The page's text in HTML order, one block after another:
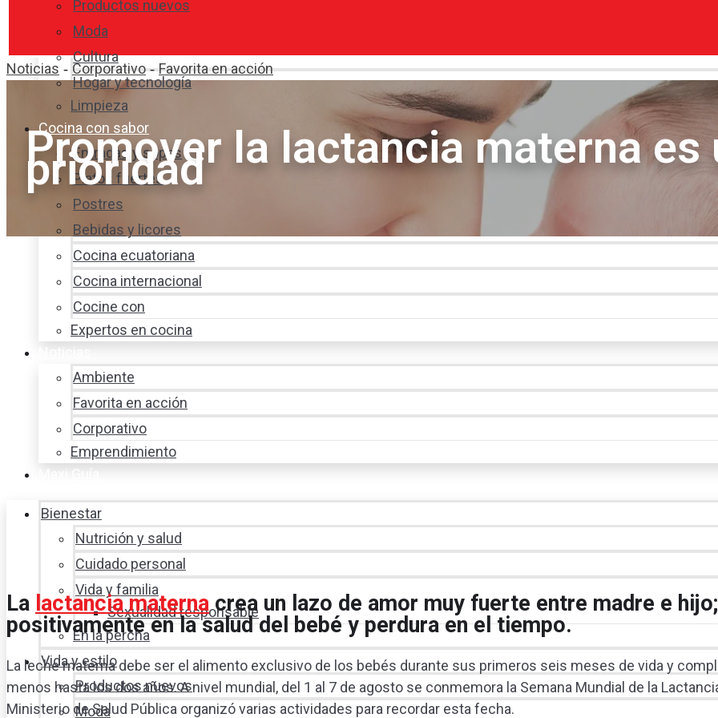
Productos nuevos
Moda
Cultura
Hogar y tecnología
Limpieza
Cocina con sabor
Entradas y sopas
Platos fuertes
Postres
Bebidas y licores
Cocina ecuatoriana
Cocina internacional
Cocine con
Expertos en cocina
Ambiente
Favorita en acción
Corporativo
Emprendimiento
Bienestar
Nutrición y salud
Cuidado personal
Vida y familia
Sexualidad responsable
En la percha
Vida y estilo
Productos nuevos
Moda
Noticias - Corporativo- Favorita en acción
Promover la lactancia materna es
prioridad
La lactancia maternacrea un lazo de amor muy fuerte entre madre e
positivamente en la salud del bebé y perdura en el tiempo.
La leche materna debe ser el alimento exclusivo de los bebés durante sus primeros seis meses de vida y
menos hasta los dos años. A nivel mundial, del 1 al 7 de agosto se conmemora la Semana Mundial de la
Ministerio de Salud Pública organizó varias actividades para recordar esta fecha.